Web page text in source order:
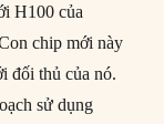
H100 của
chip mới này
đối thủ của nó.
sử dụng